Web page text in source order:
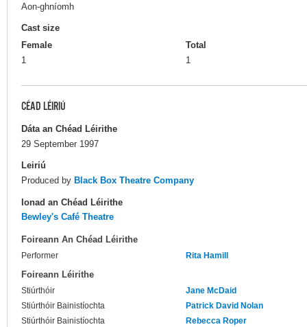
Aon-ghníomh
Cast size
Female
1
Total
1
CÉAD LÉIRIÚ
Dáta an Chéad Léirithe
29 September 1997
Leiriú
Produced by Black Box Theatre Company
Ionad an Chéad Léirithe
Bewley's Café Theatre
Foireann An Chéad Léirithe
Performer Rita Hamill
Foireann Léirithe
Stiúrthóir
Jane McDaid
Stiúrthóir Bainistíochta
Patrick David Nolan
Stiúrthóir Bainistíochta
Rebecca Roper